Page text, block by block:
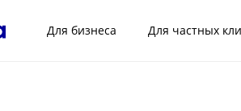
Для бизнеса Для частных